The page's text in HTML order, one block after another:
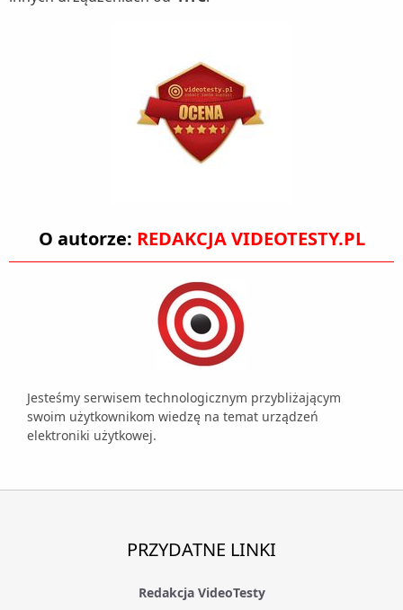
O autorze: REDAKCJA VIDEOTESTY.PL
Jesteśmy serwisem technologicznym przybliżającym
swoim użytkownikom wiedzę na temat urządzeń
elektroniki użytkowej.
PRZYDATNE LINKI
Redakcja VideoTesty